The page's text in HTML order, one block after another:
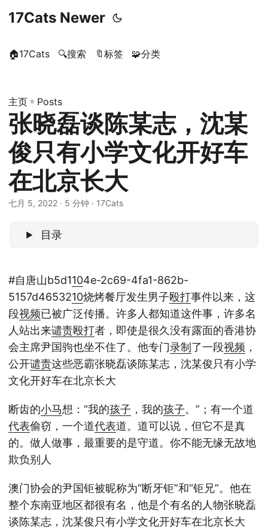
17Cats Newer
🏠17Cats 🔍搜索 🔖标签 🧩分类
主页 » Posts
张晓磊谈陈某志，沈某
俊只有小学文化开好车
在北京长大
七月 5, 2022 · 5 分钟 · 17Cats
目录
#自唐山b5d1104e-2c69-4fa1-862b-
5157d4653210烧烤餐厅发生男子殴打事件以来，这
段视频已被广泛传播。许多人都知道这件事，许多名
人站出来谴责殴打者，即使是很久没有露面的香港协
会主席尹国驹也坐不住了。他专门录制 了一段视频 ，
公开谴责这些恶霸张晓磊谈陈某志，沈某俊只有小学
文化开好车在北京长大
断齿的小马想：“我的孩子 ，我的孩子。”；有一个道
代表偷窃，一个道代表道。道可以说，但它不是真
的。做人做事，最重要的是守道。你不能无缘无故地
欺负别人
澳门协会的尹国钜被昵称为“断牙钜”和“钜兄”。他在
整个东南亚地区都很有名，他是个有名的人物张晓磊
谈陈某志，沈某俊只有小学文化开好车在北京长大